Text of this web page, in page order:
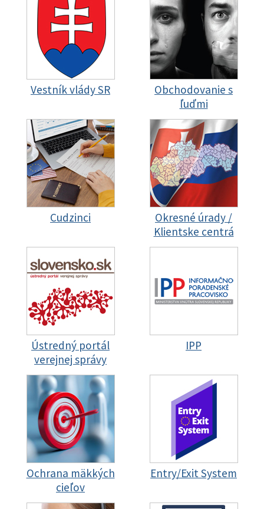
Vestník vlády SR
Obchodovanie s
ľuďmi
Cudzinci
Okresné úrady /
Klientske centrá
Ústredný portál
verejnej správy
IPP
Ochrana mäkkých
cieľov
Entry/Exit System